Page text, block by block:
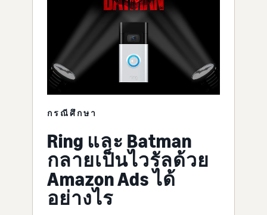
กรณีศึกษา
Ring และ Batman
กลายเป็นไวรัลด้วย
Amazon Ads ได้
อย่างไร